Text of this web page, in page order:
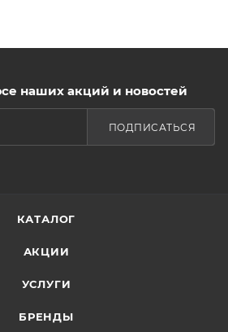
наших акций и новостей
ПОДПИСАТЬСЯ
КАТАЛОГ
АКЦИИ
УСЛУГИ
БРЕНДЫ